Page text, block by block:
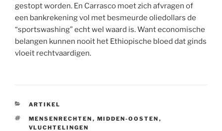
gestopt worden. En Carrasco moet zich afvragen of
een bankrekening vol met besmeurde oliedollars de
“sportswashing” echt wel waard is. Want economische
belangen kunnen nooit het Ethiopische bloed dat ginds
vloeit rechtvaardigen.
CATEGORIEËN
ARTIKEL
TAGS
MENSENRECHTEN , MIDDEN-OOSTEN ,
VLUCHTELINGEN